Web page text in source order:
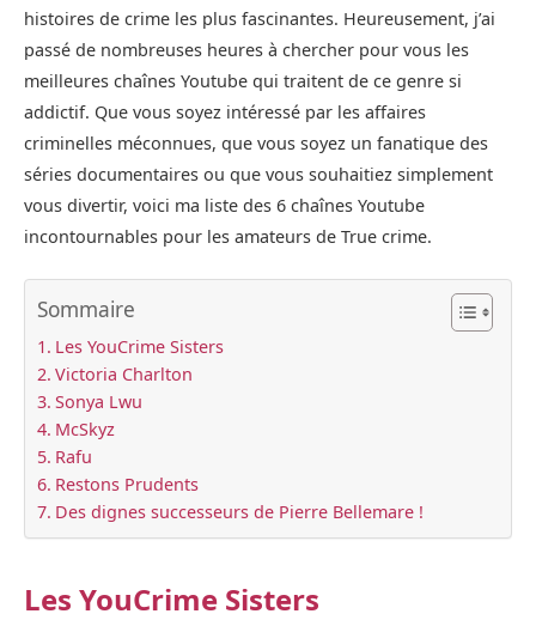
histoires de crime les plus fascinantes. Heureusement, j’ai
passé de nombreuses heures à chercher pour vous les
meilleures chaînes Youtube qui traitent de ce genre si
addictif. Que vous soyez intéressé par les affaires
criminelles méconnues, que vous soyez un fanatique des
séries documentaires ou que vous souhaitiez simplement
vous divertir, voici ma liste des 6 chaînes Youtube
incontournables pour les amateurs de True crime.
Sommaire
Les YouCrime Sisters
Victoria Charlton
Sonya Lwu
McSkyz
Rafu
Restons Prudents
Des dignes successeurs de Pierre Bellemare !
Les YouCrime Sisters